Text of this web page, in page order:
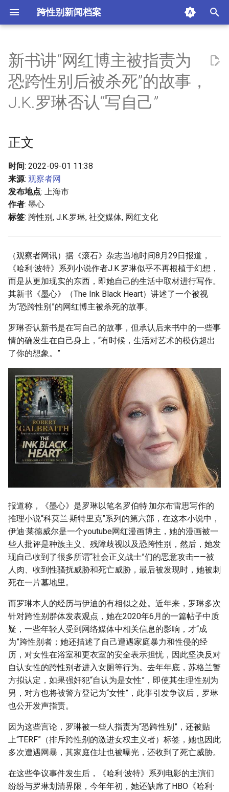
跨性别新闻档案
n
t
i
i
z
n
a
r
c
h
正文
摘要与附加信息
新书讲“网红博主被指责为
恐跨性别后被杀死”的故事，
J.K.罗琳否认“写自己”
正文
时间: 2022-09-01 11:38
来源: 观察者网
发布地点: 上海市
作者: 墨心
标签: 跨性别, J.K.罗琳, 社交媒体, 网红文化
（观察者网讯）据《滚石》杂志当地时间8月29日报道，
《哈利·波特》系列小说作者J.K.罗琳似乎不再根植于幻想，
而是从更加现实的东西，即她自己的生活中取材进行写作。
其新书《墨心》（The Ink Black Heart）讲述了一个被视
为“恐跨性别”的网红博主被杀死的故事。
罗琳否认新书是在写自己的故事，但承认后来书中的一些事
情的确发生在自己身上，“有时候，生活对艺术的模仿超出
了你的想象。”
报道称，《墨心》是罗琳以笔名罗伯特·加尔布雷思写作的
推理小说“科莫兰·斯特里克”系列的第六部，在这本小说中，
伊迪·莱德威尔是一个youtube网红漫画博主，她的漫画被一
些人批评是种族主义、残障歧视以及恐跨性别，然后，她发
现自己收到了很多所谓“社会正义战士”们的恶意攻击——被
人肉、收到性骚扰威胁和死亡威胁，最后被发现时，她被刺
死在一片墓地里。
而罗琳本人的经历与伊迪的有相似之处。近年来，罗琳多次
针对跨性别群体发表观点，她在2020年6月的一篇帖子中质
疑，一些年轻人受到网络媒体中相关信息的影响，才“成
为”跨性别者；她还描述了自己遭遇家庭暴力和性侵的经
历，对女性在浴室和更衣室的安全表示担忧，因此坚决反对
自认女性的跨性别者进入女厕等行为。去年年底，苏格兰警
方拟认定，如果强奸犯“自认为是女性”，即使其生理性别为
男，对方也将被警方登记为“女性”，此事引发争议后，罗琳
也公开发声指责。
因为这些言论，罗琳被一些人指责为“恐跨性别”，还被贴
上“TERF”（排斥跨性别的激进女权主义者）标签，她也因此
多次遭遇网暴，其家庭住址也被曝光，还收到了死亡威胁。
在这些争议事件发生后，《哈利·波特》系列电影的主演们
纷纷与罗琳划清界限，今年年初，她还缺席了HBO《哈利·